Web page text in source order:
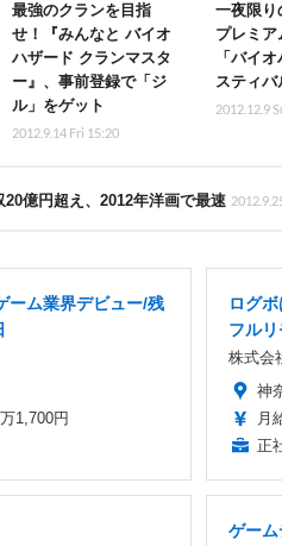
最強のクランを目指
せ！『みんなと バイオ
ハザード クランマスタ
ー』、事前登録で「ジ
ル」をゲット
2012.9.14 Fri 15:20
一夜限り
プレミア
「バイ
スティバ
2012.12.9
億円超え、2012年洋画で最速
ーム業界デビュー/残
1,700円
ログ
フルリ
株式会
神
月
正
ゲー